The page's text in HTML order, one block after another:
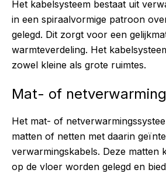
Het kabelsysteem bestaat uit
in een spiraalvormige patroon
gelegd. Dit zorgt voor een
warmteverdeling. Het
zowel kleine als grote ruimtes.
Mat- of
Het mat- of
matten of netten met daarin
verwarmingskabels. Deze matten
op de vloer worden gelegd en